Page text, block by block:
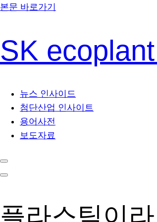
본문 바로가기
SK
뉴스 인사이드
첨단산업 인사이트
용어사전
보도자료
플라스틱이